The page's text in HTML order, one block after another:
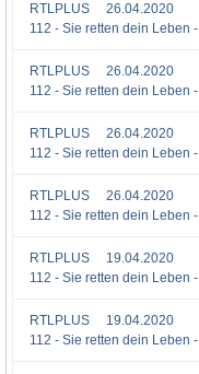
RTLPLUS
26.04.2020
112 - Sie retten dein Leben -
RTLPLUS
26.04.2020
112 - Sie retten dein Leben -
RTLPLUS
26.04.2020
112 - Sie retten dein Leben -
RTLPLUS
26.04.2020
112 - Sie retten dein Leben -
RTLPLUS
19.04.2020
112 - Sie retten dein Leben -
RTLPLUS
19.04.2020
112 - Sie retten dein Leben -